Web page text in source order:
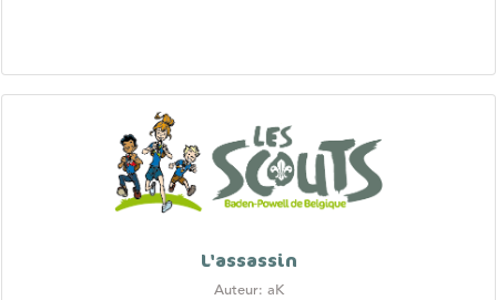
L'assassin
Auteur: aK